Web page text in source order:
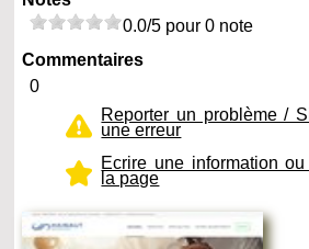
0.0/5 pour 0 note
Commentaires
0
Reporter un problème /
une erreur
Ecrire une information
la page